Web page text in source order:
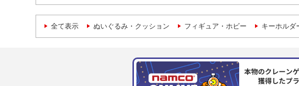
全て表示 ぬいぐるみ・クッション フィギュア・ホビー キーホルダ
本物のクレーン
獲得したプ